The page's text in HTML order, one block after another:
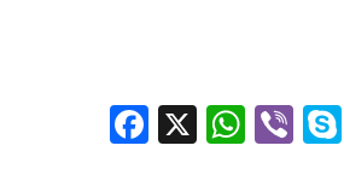
Facebook
X